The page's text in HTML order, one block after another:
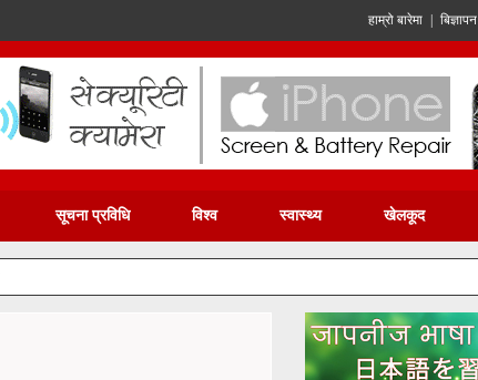
हाम्रो बारेमा बिज्ञापन
सूचना प्रविधि विश्व स्वास्थ्य खेलकूद